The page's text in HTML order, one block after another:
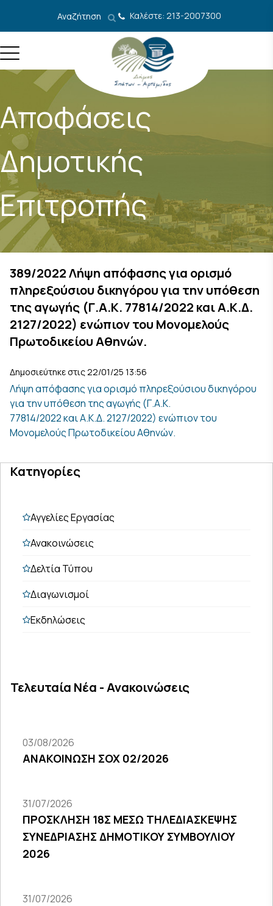
Αναζήτηση Καλέστε: 213-2007300
Αποφάσεις
Δημοτικής
Επιτροπής
389/2022 Λήψη απόφασης για ορισμό
πληρεξούσιου δικηγόρου για την υπόθεση
της αγωγής (Γ.Α.Κ. 77814/2022 και Α.Κ.Δ.
2127/2022) ενώπιον του Μονομελούς
Πρωτοδικείου Αθηνών.
Δημοσιεύτηκε στις 22/01/25 13:56
Λήψη απόφασης για ορισμό πληρεξούσιου δικηγόρου
για την υπόθεση της αγωγής (Γ.Α.Κ.
77814/2022 και Α.Κ.Δ. 2127/2022) ενώπιον του
Μονομελούς Πρωτοδικείου Αθηνών.
Κατηγορίες
Αγγελίες Εργασίας
Ανακοινώσεις
Δελτία Τύπου
Διαγωνισμοί
Εκδηλώσεις
Τελευταία Νέα - Ανακοινώσεις
03/08/2026
ΑΝΑΚΟΙΝΩΣΗ ΣΟΧ 02/2026
31/07/2026
ΠΡΟΣΚΛΗΣΗ 18Σ ΜΕΣΩ ΤΗΛΕΔΙΑΣΚΕΨΗΣ
ΣΥΝΕΔΡΙΑΣΗΣ ΔΗΜΟΤΙΚΟΥ ΣΥΜΒΟΥΛΙΟΥ
2026
31/07/2026